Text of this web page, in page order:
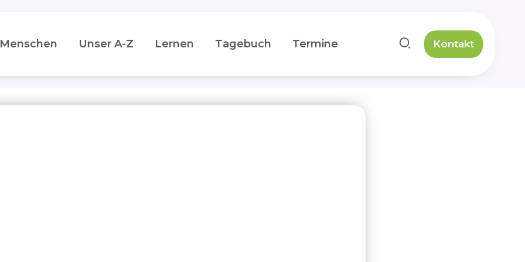
Menschen Unser A-Z Lernen Tagebuch Termine Kontakt